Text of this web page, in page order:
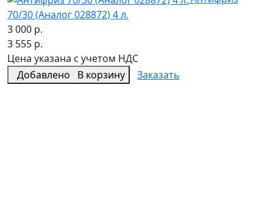
70/30 (Аналог 028872) 4 л.
3 000 р.
3 555 р.
Цена указана с учетом НДС
Добавлено
В корзину Заказать